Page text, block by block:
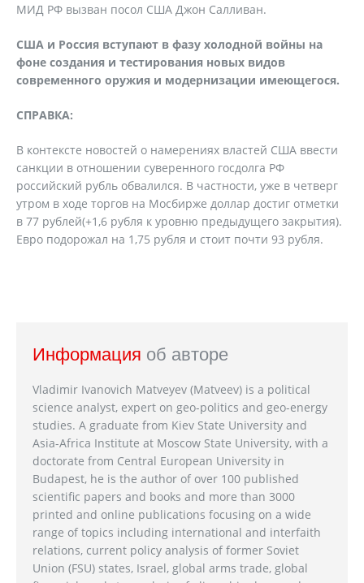
МИД РФ вызван посол США Джон Салливан.
США и Россия вступают в фазу холодной войны на
фоне создания и тестирования новых видов
современного оружия и модернизации имеющегося.
СПРАВКА:
В контексте новостей о намерениях властей США ввести
санкции в отношении суверенного госдолга РФ
российский рубль обвалился. В частности, уже в четверг
утром в ходе торгов на Мосбирже доллар достиг отметки
в 77 рублей(+1,6 рубля к уровню предыдущего закрытия).
Евро подорожал на 1,75 рубля и стоит почти 93 рубля.
Информация об авторе
Vladimir Ivanovich Matveyev (Matveev) is a political
science analyst, expert on geo-politics and geo-energy
studies. A graduate from Kiev State University and
Asia-Africa Institute at Moscow State University, with a
doctorate from Central European University in
Budapest, he is the author of over 100 published
scientific papers and books and more than 3000
printed and online publications focusing on a wide
range of topics including international and interfaith
relations, current policy analysis of former Soviet
Union (FSU) states, Israel, global arms trade, global